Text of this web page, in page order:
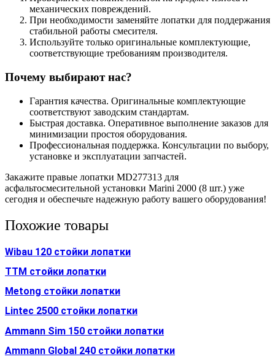
механических повреждений.
При необходимости заменяйте лопатки для поддержания
стабильной работы смесителя.
Используйте только оригинальные комплектующие,
соответствующие требованиям производителя.
Почему выбирают нас?
Гарантия качества. Оригинальные комплектующие
соответствуют заводским стандартам.
Быстрая доставка. Оперативное выполнение заказов для
минимизации простоя оборудования.
Профессиональная поддержка. Консультации по выбору,
установке и эксплуатации запчастей.
Закажите правые лопатки MD277313 для
асфальтосмесительной установки Marini 2000 (8 шт.) уже
сегодня и обеспечьте надежную работу вашего оборудования!
Похожие товары
Wibau 120 стойки лопатки
TTM стойки лопатки
Metong стойки лопатки
Lintec 2500 стойки лопатки
Ammann Sim 150 стойки лопатки
Ammann Global 240 стойки лопатки